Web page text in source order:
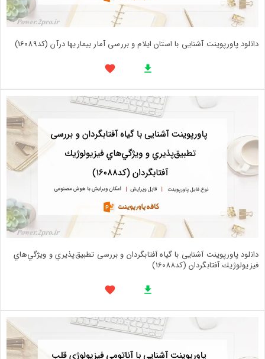
دانلود پاورپوینت آشنایی با استان ايلام و بررسی آمار بيماريها درآن (کد16089)
دانلود پاورپوینت آشنایی با گیاه آفتابگردان و بررسی تطبيق‌پذيري و ويژگي‌هاي
فيزيولوژيك آفتابگردان (کد16088)